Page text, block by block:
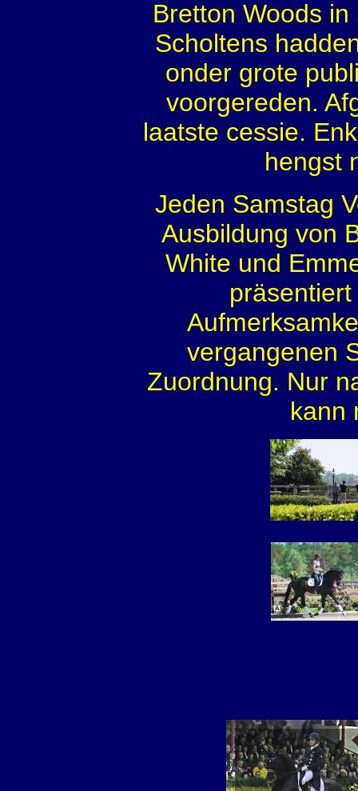
Bretton Woods
Scholtens
onder grote
voorgereden.
laatste cessie.
hengst
Jeden Samstag
Ausbildung von
White und
vergangenen
Zuordnung. Nur
kann